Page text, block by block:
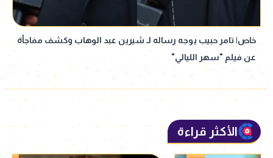
خاص| تامر حبيب يوجه رساله لـ شيرين عبد الوهاب وكشف مفاجأة
عن فيلم "سهر الليالي"
الأكثر قراءة